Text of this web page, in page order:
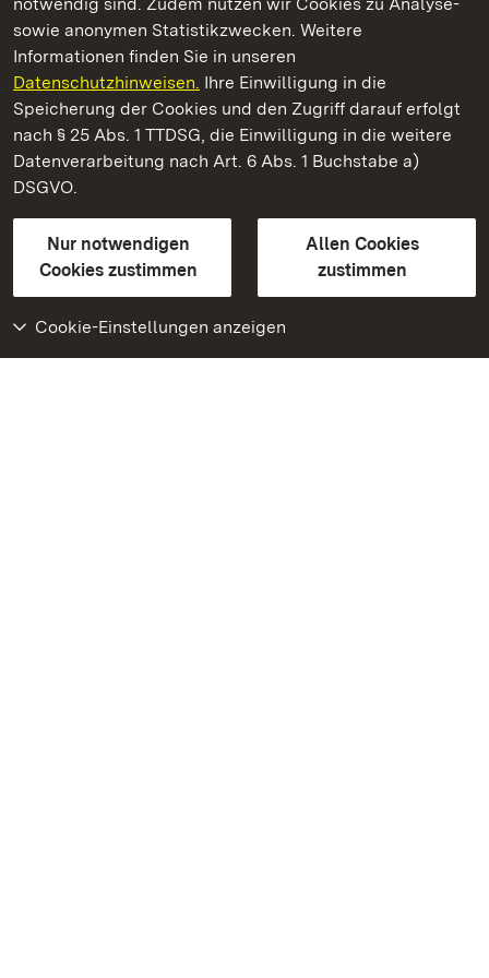
sowie anonymen Statistikzwecken. Weitere
Informationen finden Sie in unseren
Datenschutzhinweisen. Ihre Einwilligung in die
Speicherung der Cookies und den Zugriff darauf erfolgt
nach § 25 Abs. 1 TTDSG, die Einwilligung in die weitere
Datenverarbeitung nach Art. 6 Abs. 1 Buchstabe a)
DSGVO.
Nur notwendigen
Cookies zustimmen
Allen Cookies
zustimmen
Cookie-Einstellungen anzeigen
Residenzschloss Ludwigsburg
Staatliche Schlösser und Gärten Baden-Württemberg
Kontakt
GebärdenspracheLeichte Sprache
Erklärung zur Barrierefreiheit
BITV-konform (geprüfte Seiten)
Weiteres